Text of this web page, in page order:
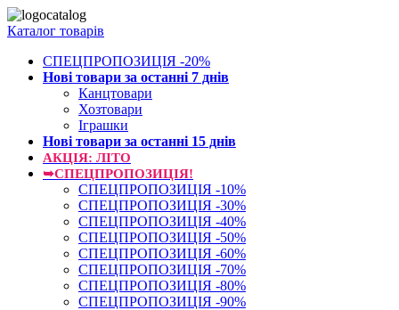
Каталог товарів
СПЕЦПРОПОЗИЦІЯ -20%
Нові товари за останнi 7 днiв
Канцтовари
Хозтовари
Іграшки
Нові товари за останнi 15 днiв
АКЦІЯ: ЛІТО
➥СПЕЦПРОПОЗИЦІЯ!
СПЕЦПРОПОЗИЦІЯ -10%
СПЕЦПРОПОЗИЦІЯ -30%
СПЕЦПРОПОЗИЦІЯ -40%
СПЕЦПРОПОЗИЦІЯ -50%
СПЕЦПРОПОЗИЦІЯ -60%
СПЕЦПРОПОЗИЦІЯ -70%
СПЕЦПРОПОЗИЦІЯ -80%
СПЕЦПРОПОЗИЦІЯ -90%